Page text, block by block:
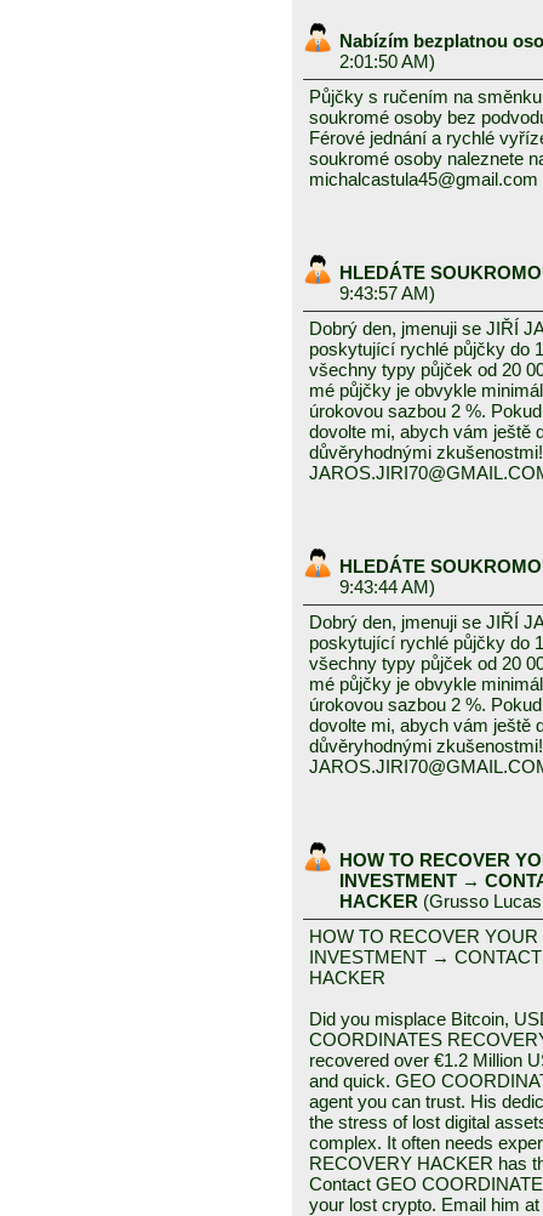
Nabízím bezplatnou
2:01:50 AM)
Půjčky s ručením na
soukromé osoby bez
Férové ​​jednání a rychlé
soukromé osoby naleznete
michalcastula45@gmail.com
HLEDÁTE
9:43:57 AM)
Dobrý den, jmenuji se JIŘÍ
poskytující rychlé půjčky do
všechny typy půjček od 20
mé půjčky je obvykle
úrokovou sazbou 2 %.
dovolte mi, abych vám ještě
důvěryhodnými
HLEDÁTE
9:43:44 AM)
Dobrý den, jmenuji se JIŘÍ
poskytující rychlé půjčky do
všechny typy půjček od 20
mé půjčky je obvykle
úrokovou sazbou 2 %.
dovolte mi, abych vám ještě
důvěryhodnými
HOW TO RECOVER
INVESTMENT →
HACKER (Grusso Lucas
HOW TO RECOVER
INVESTMENT →
HACKER
Did you misplace Bitcoin,
COORDINATES
recovered over €1.2 Million
and quick. GEO
agent you can trust. His
the stress of lost digital
complex. It often needs
RECOVERY HACKER has
Contact GEO
your lost crypto. Email him at